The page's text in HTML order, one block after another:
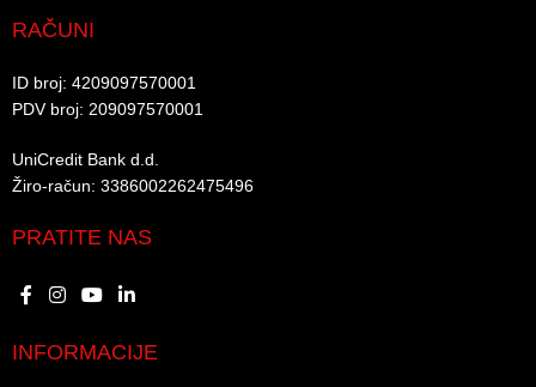
RAČUNI
ID broj: 4209097570001​
PDV broj: 209097570001 ​
UniCredit Bank d.d.​
Žiro-račun: 3386002262475496​​
PRATITE NAS
INFORMACIJE